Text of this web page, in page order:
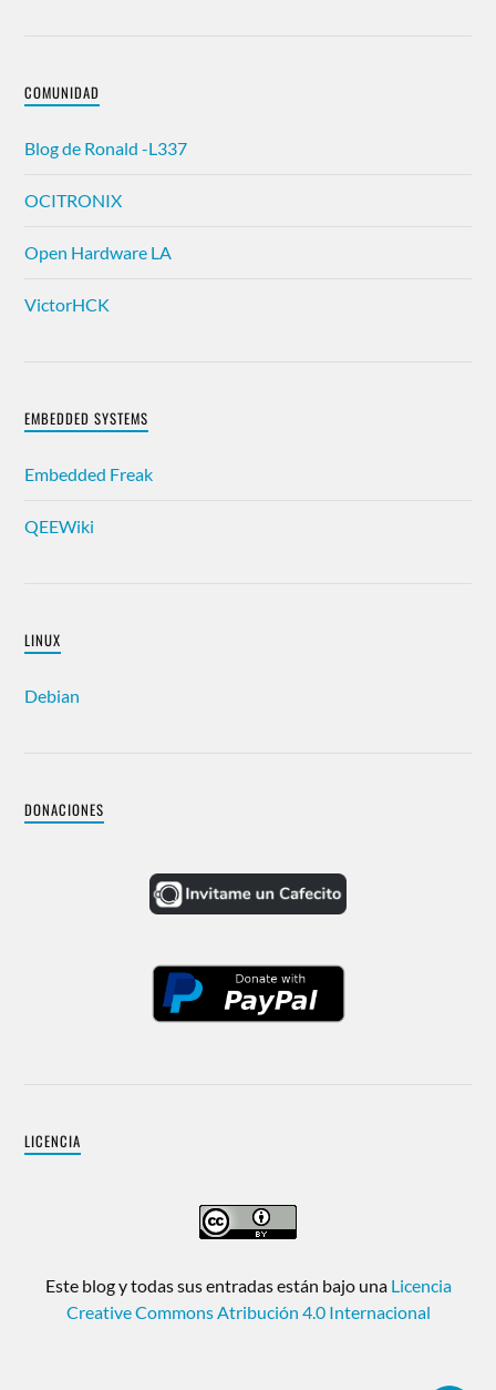
COMUNIDAD
Blog de Ronald -L337
OCITRONIX
Open Hardware LA
VictorHCK
EMBEDDED SYSTEMS
Embedded Freak
QEEWiki
LINUX
Debian
DONACIONES
LICENCIA
Este blog y todas sus entradas están bajo una Licencia
Creative Commons Atribución 4.0 Internacional